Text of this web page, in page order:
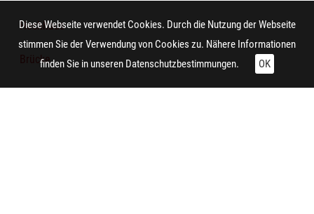
Hochhaus
Brücke
Diese Webseite verwendet Cookies. Durch die Nutzung der Webseite
stimmen Sie der Verwendung von Cookies zu. Nähere Informationen
finden Sie in unseren Datenschutzbestimmungen. OK